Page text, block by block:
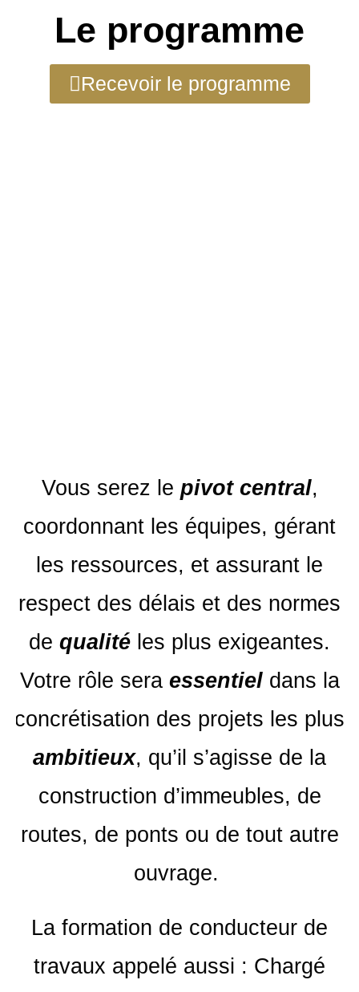
Le programme
Recevoir le programme
Vous serez le pivot central,
coordonnant les équipes, gérant
les ressources, et assurant le
respect des délais et des normes
de qualité les plus exigeantes.
Votre rôle sera essentieldans la
concrétisation des projets les plus
ambitieux, qu’il s’agisse de la
construction d’immeubles, de
routes, de ponts ou de tout autre
ouvrage.
La formation de conducteur de
travaux appelé aussi : Chargé